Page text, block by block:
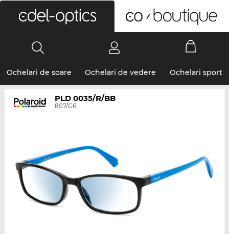
Ochelari de soare Ochelari de vedere Ochelari sport
PLD 0035/R/BB
807/G6